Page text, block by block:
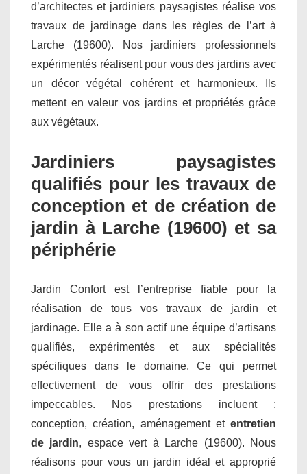
d’architectes et jardiniers paysagistes réalise vos
travaux de jardinage dans les règles de l’art à
Larche (19600). Nos jardiniers professionnels
expérimentés réalisent pour vous des jardins avec
un décor végétal cohérent et harmonieux. Ils
mettent en valeur vos jardins et propriétés grâce
aux végétaux.
Jardiniers paysagistes
qualifiés pour les travaux de
conception et de création de
jardin à Larche (19600) et sa
périphérie
Jardin Confort est l’entreprise fiable pour la
réalisation de tous vos travaux de jardin et
jardinage. Elle a à son actif une équipe d’artisans
qualifiés, expérimentés et aux spécialités
spécifiques dans le domaine. Ce qui permet
effectivement de vous offrir des prestations
impeccables. Nos prestations incluent :
conception, création, aménagement et entretien
de jardin, espace vert à Larche (19600). Nous
réalisons pour vous un jardin idéal et approprié